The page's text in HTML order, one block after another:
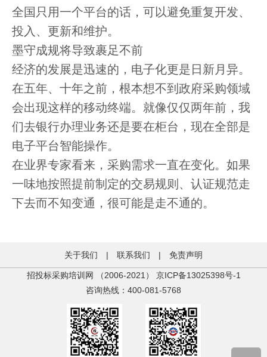
全国只用一个平台的话，可以避免重复开发、
投入、更新和维护。
墨守成规将导致裹足不前
经济的发展是迅速的，电子化更是日新月异。
在五年、十年之前，根本想不到政府采购领域
会出现这样的移动终端。就像仅仅两年前，我
们去银行办理业务还是要在柜台，现在全部是
电子平台智能操作。
在业界专家看来，采购需求一直在变化。如果
一味地按照提前制定的交易规则、认证规范走
下去而不知变通，很可能是走不通的。
关于我们 | 联系我们 | 免责声明
招投标采购培训网 （2006-2021） 京ICP备13025398号-1
咨询热线：400-081-5768